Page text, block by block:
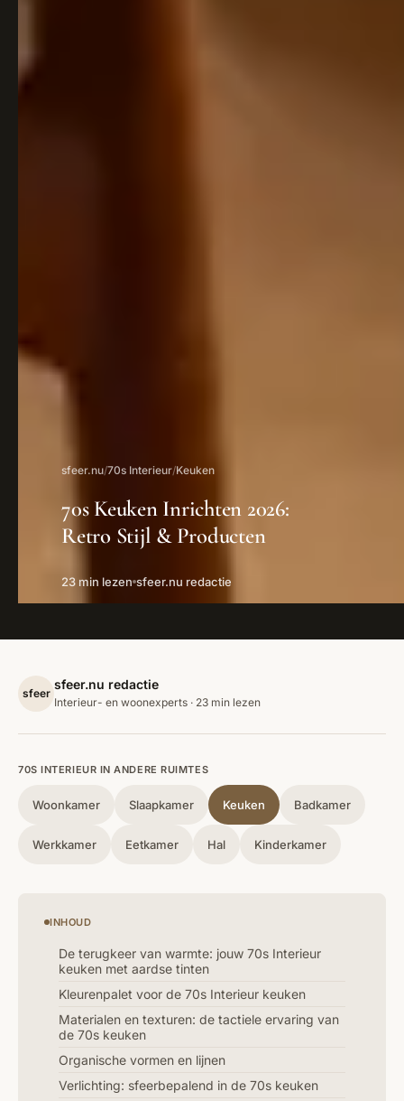
sfeer.nu/70s Interieur/Keuken
70s Keuken Inrichten 2026:
Retro Stijl & Producten
23 min lezen sfeer.nu redactie
sfeer
sfeer.nu redactie
Interieur- en woonexperts · 23 min lezen
70S INTERIEUR IN ANDERE RUIMTES
Woonkamer Slaapkamer Keuken Badkamer
Werkkamer Eetkamer Hal Kinderkamer
INHOUD
De terugkeer van warmte: jouw 70s Interieur
keuken met aardse tinten
Kleurenpalet voor de 70s Interieur keuken
Materialen en texturen: de tactiele ervaring van
de 70s keuken
Organische vormen en lijnen
Verlichting: sfeerbepalend in de 70s keuken